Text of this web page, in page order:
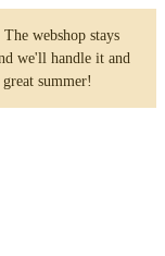
The webshop stays
we'll handle it and
summer!